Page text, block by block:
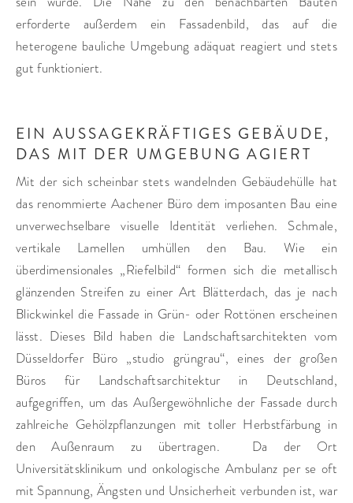
erforderte außerdem ein Fassadenbild, das auf die
heterogene bauliche Umgebung adäquat reagiert und stets
gut funktioniert.
EIN AUSSAGEKRÄFTIGES GEBÄUDE,
DAS MIT DER UMGEBUNG AGIERT
Mit der sich scheinbar stets wandelnden Gebäudehülle hat
das renommierte Aachener Büro dem imposanten Bau eine
unverwechselbare visuelle Identität verliehen. Schmale,
vertikale Lamellen umhüllen den Bau. Wie ein
überdimensionales „Riefelbild“ formen sich die metallisch
glänzenden Streifen zu einer Art Blätterdach, das je nach
Blickwinkel die Fassade in Grün- oder Rottönen erscheinen
lässt. Dieses Bild haben die Landschaftsarchitekten vom
Düsseldorfer Büro „studio grüngrau“, eines der großen
Büros für Landschaftsarchitektur in Deutschland,
aufgegriffen, um das Außergewöhnliche der Fassade durch
zahlreiche Gehölzpflanzungen mit toller Herbstfärbung in
den Außenraum zu übertragen. Da der Ort
Universitätsklinikum und onkologische Ambulanz per se oft
mit Spannung, Ängsten und Unsicherheit verbunden ist, war